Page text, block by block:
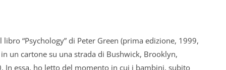
“Psychology” di Peter Green (prima edizione, 1999,
un cartone su una strada di Bushwick, Brooklyn,
In essa, ho letto del momento in cui i bambini, subito